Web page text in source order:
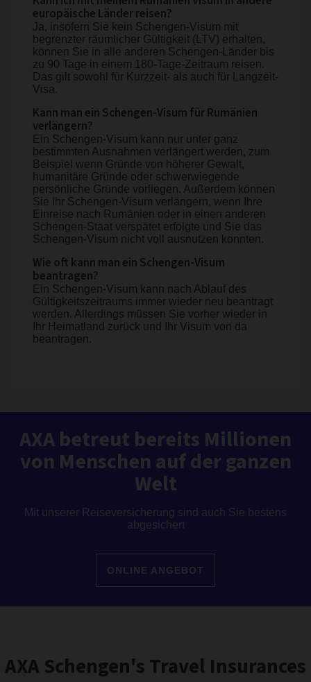
europäische Länder reisen?
Ja, insofern Sie kein Schengen-Visum mit
begrenzter räumlicher Gültigkeit (LTV) erhalten,
können Sie in alle anderen Schengen-Länder bis
zu 90 Tage in einem 180-Tage-Zeitraum reisen.
Das gilt sowohl für Kurzzeit- als auch für Langzeit-
Visa.
Kann man ein Schengen-Visum für Rumänien
verlängern?
Ein Schengen-Visum kann nur unter ganz
bestimmten Ausnahmen verlängert werden, zum
Beispiel wenn Gründe von höherer Gewalt,
humanitäre Gründe oder schwerwiegende
persönliche Gründe vorliegen. Außerdem können
Sie Ihr Schengen-Visum verlängern, wenn Ihre
Einreise nach Rumänien oder in einen anderen
Schengen-Staat verspätet erfolgte und Sie das
Schengen-Visum nicht voll ausnutzen konnten.
Wie oft kann man ein Schengen-Visum
beantragen?
Ein Schengen-Visum kann nach Ablauf des
Gültigkeitszeitraums immer wieder neu beantragt
werden. Allerdings müssen Sie vorher wieder in
Ihr Heimatland zurück und Ihr Visum von da
beantragen.
AXA betreut bereits Millionen
von Menschen auf der ganzen
Welt
Mit unserer Reiseversicherung sind auch Sie bestens
abgesichert
ONLINE ANGEBOT
AXA Schengen's Travel Insurances